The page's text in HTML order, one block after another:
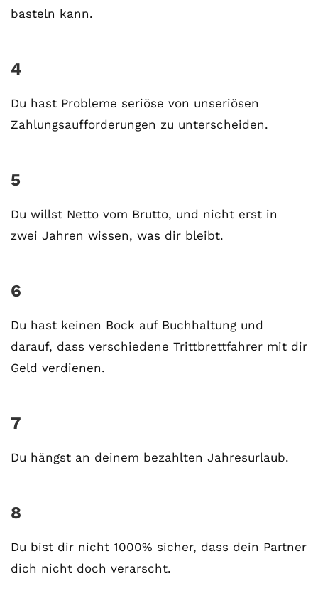
basteln kann.
4
Du hast Probleme seriöse von unseriösen
Zahlungsaufforderungen zu unterscheiden.
5
Du willst Netto vom Brutto, und nicht erst in
zwei Jahren wissen, was dir bleibt.
6
Du hast keinen Bock auf Buchhaltung und
darauf, dass verschiedene Trittbrettfahrer mit dir
Geld verdienen.
7
Du hängst an deinem bezahlten Jahresurlaub.
8
Du bist dir nicht 1000% sicher, dass dein Partner
dich nicht doch verarscht.